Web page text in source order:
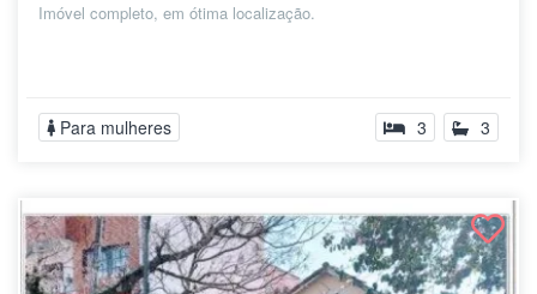
Imóvel completo, em ótima localização.
Para mulheres 3 3